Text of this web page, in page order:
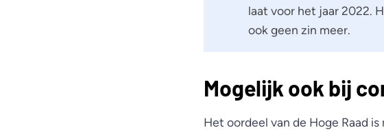
laat voor het jaar 2022.
ook geen zin meer.
Mogelijk ook bij
Het oordeel van de Hoge Raad